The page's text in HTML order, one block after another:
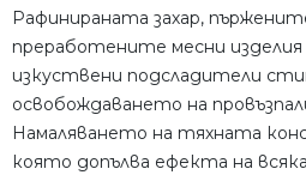
Рафинираната захар,
преработените месни
изкуствени подсладители
освобождаването на
Намаляването на тяхната
която допълва ефекта на